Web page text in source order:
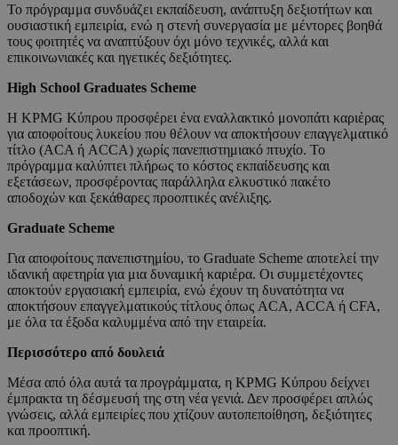
Το πρόγραμμα συνδυάζει εκπαίδευση, ανάπτυξη δεξιοτήτων και
ουσιαστική εμπειρία, ενώ η στενή συνεργασία με μέντορες βοηθά
τους φοιτητές να αναπτύξουν όχι μόνο τεχνικές, αλλά και
επικοινωνιακές και ηγετικές δεξιότητες.
High School Graduates Scheme
Η KPMG Κύπρου προσφέρει ένα εναλλακτικό μονοπάτι καριέρας
για αποφοίτους λυκείου που θέλουν να αποκτήσουν επαγγελματικό
τίτλο (ACA ή ACCA) χωρίς πανεπιστημιακό πτυχίο. Το
πρόγραμμα καλύπτει πλήρως το κόστος εκπαίδευσης και
εξετάσεων, προσφέροντας παράλληλα ελκυστικό πακέτο
αποδοχών και ξεκάθαρες προοπτικές ανέλιξης.
Graduate Scheme
Για αποφοίτους πανεπιστημίου, το Graduate Scheme αποτελεί την
ιδανική αφετηρία για μια δυναμική καριέρα. Οι συμμετέχοντες
αποκτούν εργασιακή εμπειρία, ενώ έχουν τη δυνατότητα να
αποκτήσουν επαγγελματικούς τίτλους όπως ACA, ACCA ή CFA,
με όλα τα έξοδα καλυμμένα από την εταιρεία.
Περισσότερο από δουλειά
Μέσα από όλα αυτά τα προγράμματα, η KPMG Κύπρου δείχνει
έμπρακτα τη δέσμευσή της στη νέα γενιά. Δεν προσφέρει απλώς
γνώσεις, αλλά εμπειρίες που χτίζουν αυτοπεποίθηση, δεξιότητες
και προοπτική.